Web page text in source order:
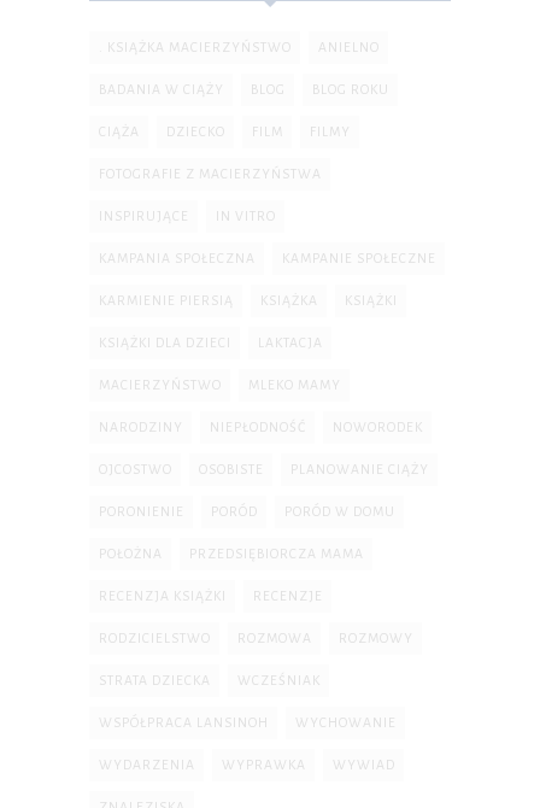
. KSIĄŻKA MACIERZYŃSTWO ANIELNO
BADANIA W CIĄŻY BLOG BLOG ROKU
CIĄŻA DZIECKO FILM FILMY
FOTOGRAFIE Z MACIERZYŃSTWA
INSPIRUJĄCE IN VITRO
KAMPANIA SPOŁECZNA KAMPANIE SPOŁECZNE
KARMIENIE PIERSIĄ KSIĄŻKA KSIĄŻKI
KSIĄŻKI DLA DZIECI LAKTACJA
MACIERZYŃSTWO MLEKO MAMY
NARODZINY NIEPŁODNOŚĆ NOWORODEK
OJCOSTWO OSOBISTE PLANOWANIE CIĄŻY
PORONIENIE PORÓD PORÓD W DOMU
POŁOŻNA PRZEDSIĘBIORCZA MAMA
RECENZJA KSIĄŻKI RECENZJE
RODZICIELSTWO ROZMOWA ROZMOWY
STRATA DZIECKA WCZEŚNIAK
WSPÓŁPRACA LANSINOH WYCHOWANIE
WYDARZENIA WYPRAWKA WYWIAD